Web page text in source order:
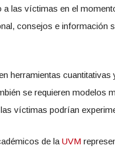
las víctimas en el
consejos e información
herramientas
se requieren modelos
víctimas podrían
de la UVM